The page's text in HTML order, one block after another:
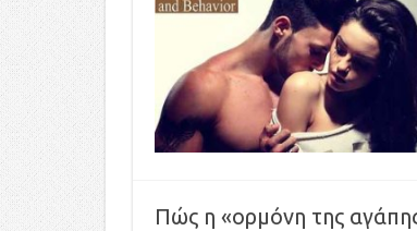
Πώς η «ορμόνη της